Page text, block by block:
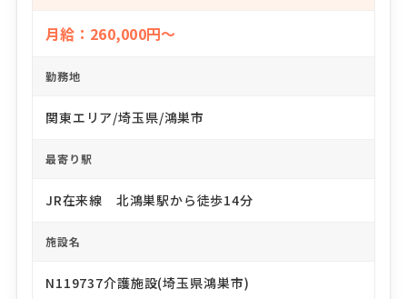
月給：260,000円～
勤務地
関東エリア/埼玉県/鴻巣市
最寄り駅
JR在来線 北鴻巣駅から徒歩14分
施設名
N119737介護施設(埼玉県鴻巣市)